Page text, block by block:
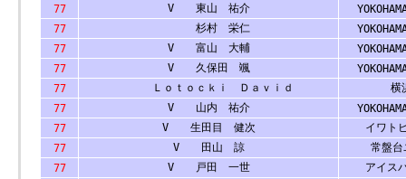
77
V 東山 祐介
77
杉村 栄仁
77
V 富山 大輔
77
V 久保田 颯
77
Ｌｏｔｏｃｋｉ Ｄａｖｉｄ
横
77
V 山内 祐介
77
V 生田目 健次
イワト
77
V 田山 諒
常盤台
77
V 戸田 一世
アイス